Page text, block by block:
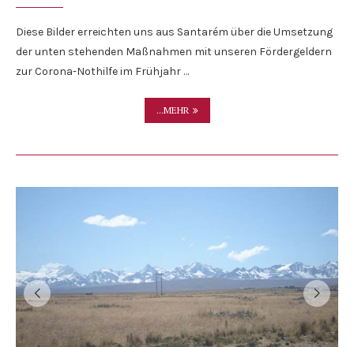
Diese Bilder erreichten uns aus Santarém über die Umsetzung
der unten stehenden Maßnahmen mit unseren Fördergeldern
zur Corona-Nothilfe im Frühjahr …
...MEHR